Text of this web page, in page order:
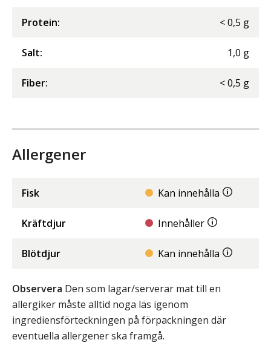
Protein: <0,5 g
Salt: 1,0 g
Fiber: <0,5 g
Allergener
Fisk Kan innehålla
Kräftdjur Innehåller
Blötdjur Kan innehålla
Observera Den som lagar/serverar mat till en
allergiker måste alltid noga läs igenom
ingrediensförteckningen på förpackningen där
eventuella allergener ska framgå.